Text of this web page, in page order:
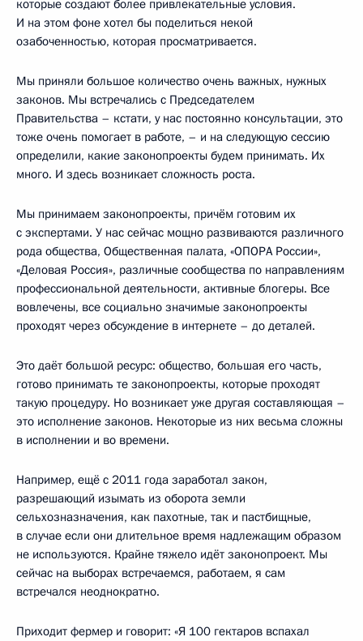
которые создают более привлекательные условия.
И на этом фоне хотел бы поделиться некой
озабоченностью, которая просматривается.
Мы приняли большое количество очень важных, нужных
законов. Мы встречались с Председателем
Правительства – кстати, у нас постоянно консультации, это
тоже очень помогает в работе, – и на следующую сессию
определили, какие законопроекты будем принимать. Их
много. И здесь возникает сложность роста.
Мы принимаем законопроекты, причём готовим их
с экспертами. У нас сейчас мощно развиваются различного
рода общества, Общественная палата, «ОПОРА России»,
«Деловая Россия», различные сообщества по направлениям
профессиональной деятельности, активные блогеры. Все
вовлечены, все социально значимые законопроекты
проходят через обсуждение в интернете – до деталей.
Это даёт большой ресурс: общество, большая его часть,
готово принимать те законопроекты, которые проходят
такую процедуру. Но возникает уже другая составляющая –
это исполнение законов. Некоторые из них весьма сложны
в исполнении и во времени.
Например, ещё с 2011 года заработал закон,
разрешающий изымать из оборота земли
сельхозназначения, как пахотные, так и пастбищные,
в случае если они длительное время надлежащим образом
не используются. Крайне тяжело идёт законопроект. Мы
сейчас на выборах встречаемся, работаем, я сам
встречался неоднократно.
Приходит фермер и говорит: «Я 100 гектаров вспахал